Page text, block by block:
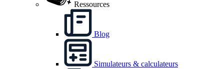
Ressources
Blog
Simulateurs & calculateurs